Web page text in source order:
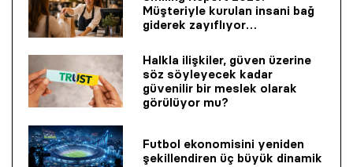
Müşteriyle kurulan insani bağ
giderek zayıflıyor…
Halkla ilişkiler, güven üzerine
söz söyleyecek kadar
güvenilir bir mes­lek olarak
görülüyor mu?
Futbol ekonomisini yeniden
şekillendiren üç büyük dinamik